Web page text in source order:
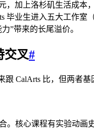
，加上洛杉矶生活成
毕业生进入五大工作
”带来的长尾溢价。
交叉#
CalArts 比，但两者
。核心课程有实验动